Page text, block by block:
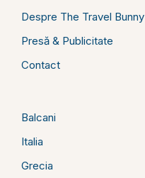
Despre The Travel Bunny
Presă & Publicitate
Contact
Balcani
Italia
Grecia